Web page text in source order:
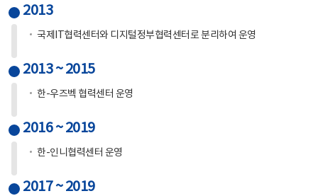
2013
국제IT협력센터와 디지털정부협력센터로 분리하여 운영
2013 ~ 2015
한-우즈벡 협력센터 운영
2016 ~ 2019
한-인니협력센터 운영
2017 ~ 2019